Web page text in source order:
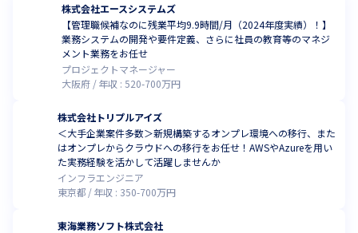
株式会社エースシステムズ
【管理職候補なのに残業平均9.9時間/月（2024年度実績）！】
業務システムの開発や要件定義、さらに社員の教育等のマネジ
メント業務をお任せ
プロジェクトマネージャー
大阪府
年収 : 520-700万円
株式会社トリプルアイズ
＜大手企業案件多数＞新規構築するオンプレ環境への移行、また
はオンプレからクラウドへの移行をお任せ！AWSやAzureを用い
た実務経験を活かして活躍しませんか
インフラエンジニア
東京都
年収 : 350-700万円
東海業務ソフト株式会社